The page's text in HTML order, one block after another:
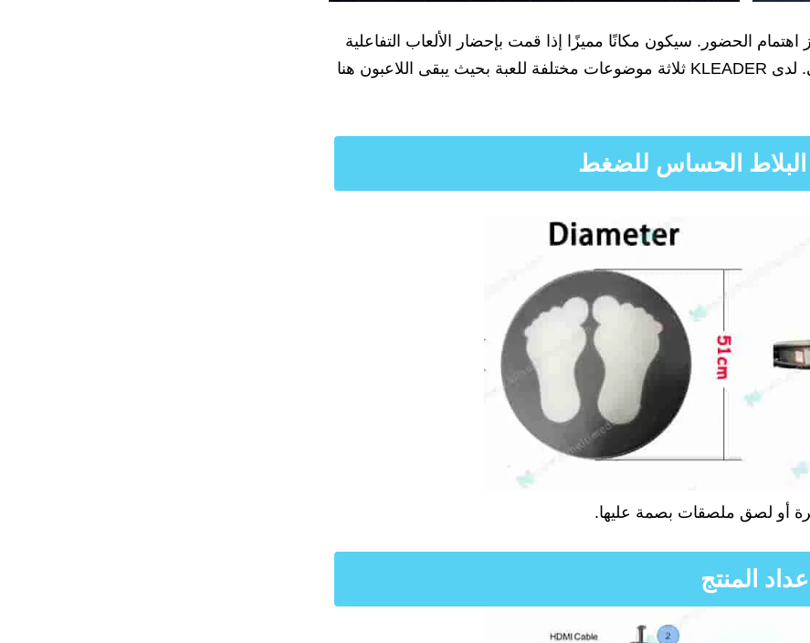
الحضور. سيكون مكانًا مميزًا إذا قمت بإحضار الألعاب التفاعلية
الخفيفة إلى ملعب ترفيهي داخلي أو منطقة جذب سياحي. لدى KLEADER ثلاثة موضوعات مختلفة للعبة بحيث يبقى اللاعبون هنا
الحساس للضغط
أو لصق ملصقات بصمة عليها.
المنتج